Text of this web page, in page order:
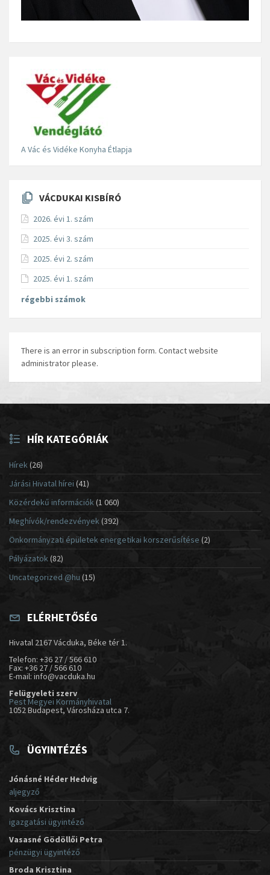
A Vác és Vidéke Konyha Étlapja
VÁCDUKAI KISBÍRÓ
2026. évi 1. szám
2025. évi 3. szám
2025. évi 2. szám
2025. évi 1. szám
régebbi számok
There is an error in subscription form. Contact website
administrator please.
HÍR KATEGÓRIÁK
Hírek(26)
Járási Hivatal hírei (41)
Közérdekű információk(1 060)
Meghívók/rendezvények (392)
Önkormányzati épületek energetikai korszerűsítése (2)
Pályázatok (82)
Uncategorized @hu (15)
ELÉRHETŐSÉG
Hivatal 2167 Vácduka, Béke tér 1.
Telefon: +36 27 / 566 610
Fax: +36 27 / 566 610
E-mail: info@vacduka.hu
Felügyeleti szerv
Pest Megyei Kormányhivatal
1052 Budapest, Városháza utca 7.
ÜGYINTÉZÉS
Jónásné Héder Hedvig
aljegyző
Kovács Krisztina
igazgatási ügyintéző
Vasasné Gödöllői Petra
pénzügyi ügyintéző
Broda Krisztina